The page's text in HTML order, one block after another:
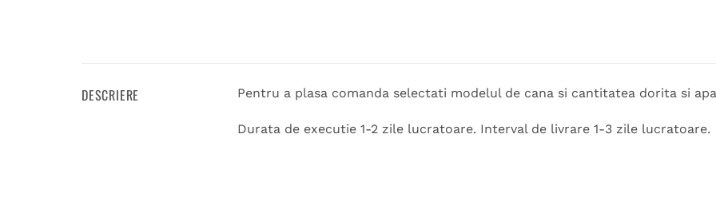
DESCRIERE Pentru a plasa comanda selectati modelul de cana si cantitatea dorita si
Durata de executie 1-2 zile lucratoare. Interval de livrare 1-3 zile lucratoare.